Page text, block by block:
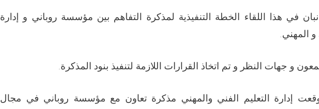
في هذا اللقاء الخطة التنفيذية لمذكرة التفاهم بين مؤسسة روباني و إدارة
و المهني.
و جهات النظر و تم اتخاذ القرارات اللازمة لتنفيذ بنود المذكرة.
إدارة التعليم الفني والمهني مذكرة تعاون مع مؤسسة روباني في مجال